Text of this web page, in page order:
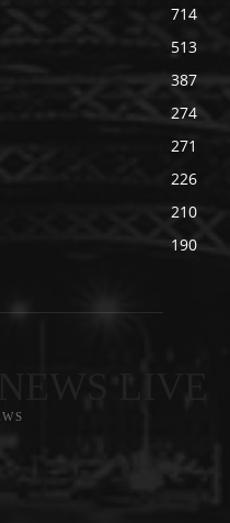
714
513
387
274
271
226
210
190